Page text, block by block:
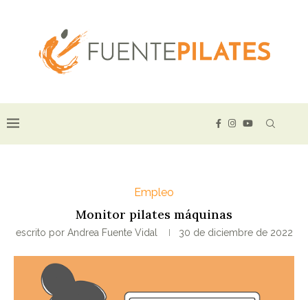
Empleo
Monitor pilates máquinas
escrito por Andrea Fuente Vidal 30 de diciembre de 2022